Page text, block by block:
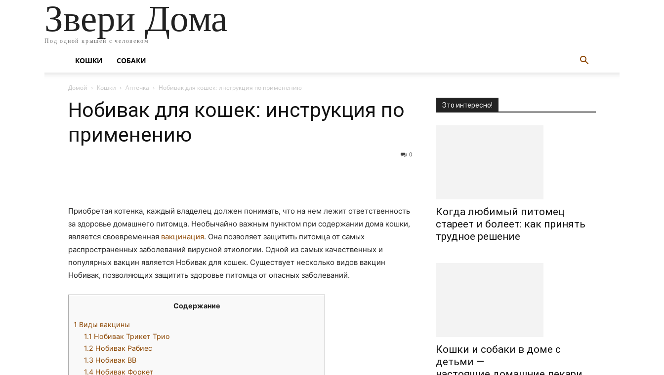
Звери Дома
Под одной крышей с человеком
КОШКИ СОБАКИ
Домой Кошки Аптечка Нобивак для кошек: инструкция по применению
Нобивак для кошек: инструкция по
применению
0
Приобретая котенка, каждый владелец должен понимать, что на нем лежит ответственность
за здоровье домашнего питомца. Необычайно важным пунктом при содержании дома кошки,
является своевременная вакцинация. Она позволяет защитить питомца от самых
распространенных заболеваний вирусной этиологии. Одной из самых качественных и
популярных вакцин является Нобивак для кошек. Существует несколько видов вакцин
Нобивак, позволяющих защитить здоровье питомца от опасных заболеваний.
Содержание
1 Виды вакцины
1.1 Нобивак Трикет Трио
1.2 Нобивак Рабиес
1.3 Нобивак ВВ
1.4 Нобивак Форкет
Это интересно!
Когда любимый питомец
стареет и болеет: как принять
трудное решение
Кошки и собаки в доме с
детьми —